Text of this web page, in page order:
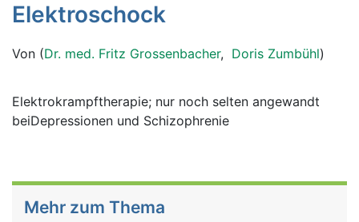
Symptome
Untersuchungen
News
Elektroschock
Von (Dr. med. Fritz Grossenbacher, Doris Zumbühl)
Elektrokrampftherapie; nur noch selten angewandt
beiDepressionen und Schizophrenie
Mehr zum Thema